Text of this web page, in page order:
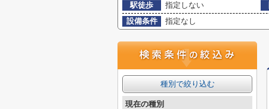
駅徒歩
指定しない
設備条件
指定なし
種別で絞り込む
現在の種別